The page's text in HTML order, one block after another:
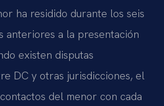
ha residido durante los seis
anteriores a la presentación
existen disputas
DC y otras jurisdicciones, el
del menor con cada